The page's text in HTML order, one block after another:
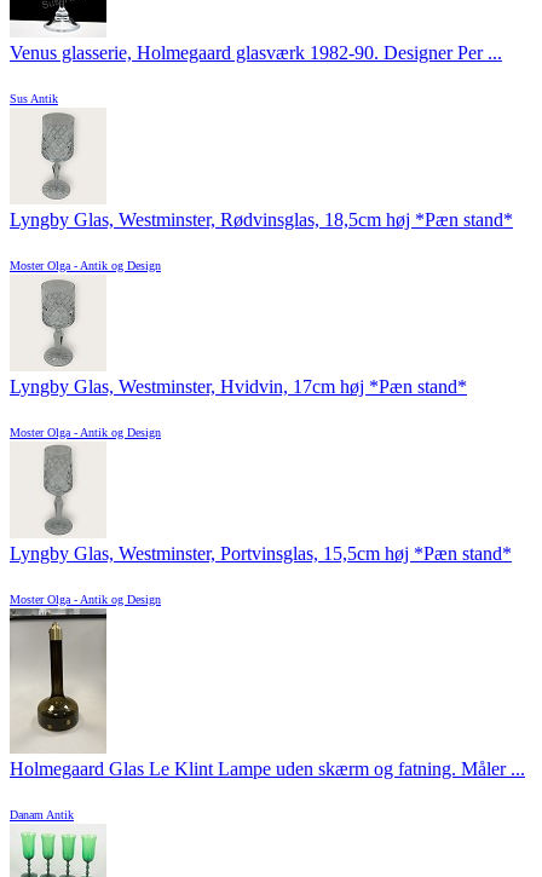
Venus glasserie, Holmegaard glasværk 1982-90. Designer Per ...
Sus Antik
Lyngby Glas, Westminster, Rødvinsglas, 18,5cm høj *Pæn stand*
Moster Olga - Antik og Design
Lyngby Glas, Westminster, Hvidvin, 17cm høj *Pæn stand*
Moster Olga - Antik og Design
Lyngby Glas, Westminster, Portvinsglas, 15,5cm høj *Pæn stand*
Moster Olga - Antik og Design
Holmegaard Glas Le Klint Lampe uden skærm og fatning. Måler ...
Danam Antik